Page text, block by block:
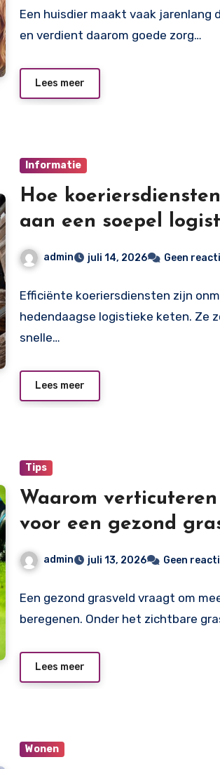
Een huisdier maakt vaak jarenlang
en verdient daarom goede zorg…
Lees meer
Informatie
Hoe
aan een soepel
admin juli 14, 2026 Geen
Efficiënte koeriersdiensten zijn
hedendaagse logistieke keten. Ze
snelle…
Lees meer
Tips
Waarom
voor een gezond
admin juli 13, 2026 Geen
Een gezond grasveld vraagt om
beregenen. Onder het zichtbare
Lees meer
Wonen